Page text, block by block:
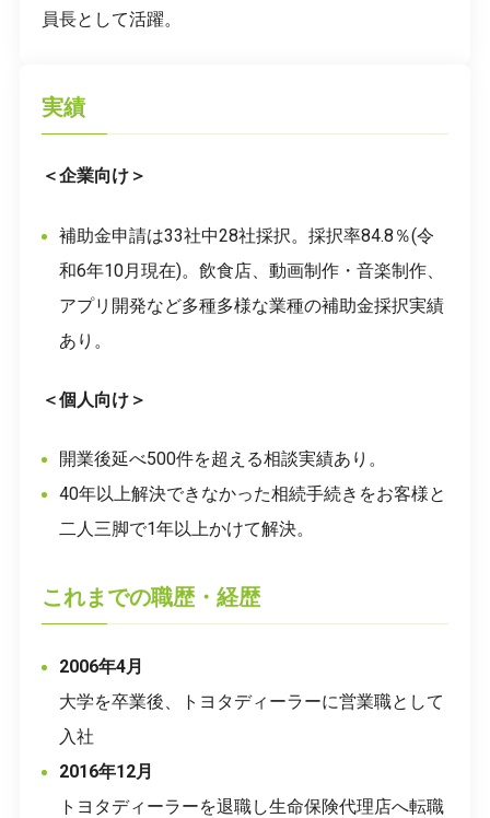
員長として活躍。
実績
＜企業向け＞
補助金申請は33社中28社採択。採択率84.8％(令
和6年10月現在)。飲食店、動画制作・音楽制作、
アプリ開発など多種多様な業種の補助金採択実績
あり。
＜個人向け＞
開業後延べ500件を超える相談実績あり。
40年以上解決できなかった相続手続きをお客様と
二人三脚で1年以上かけて解決。
これまでの職歴・経歴
2006年4月
大学を卒業後、トヨタディーラーに営業職として
入社
2016年12月
トヨタディーラーを退職し生命保険代理店へ転職